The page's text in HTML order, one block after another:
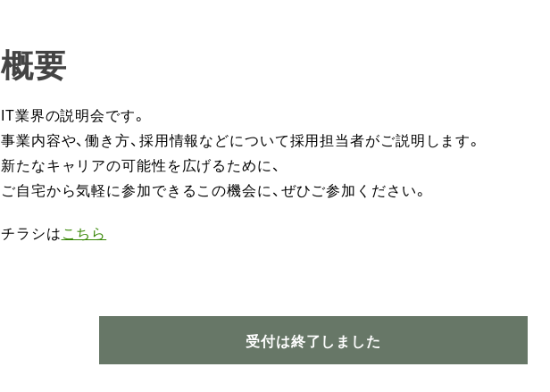
概要
IT業界の説明会です。
事業内容や、働き方、採用情報などについて採用担当者がご説明します。
新たなキャリアの可能性を広げるために、
ご自宅から気軽に参加できるこの機会に、ぜひご参加ください。
チラシはこちら
受付は終了しました